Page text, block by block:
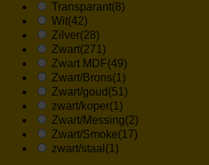
Transparant(8)
Wit(42)
Zilver(28)
Zwart(271)
Zwart MDF(49)
Zwart/Brons(1)
Zwart/goud (51)
zwart/koper(1)
Zwart/Messing(2)
Zwart/Smoke(17)
zwart/staal (1)